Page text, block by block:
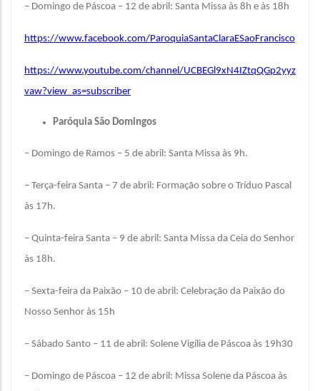
– Domingo de Páscoa – 12 de abril: Santa Missa às 8h e às 18h
https://www.facebook.com/ParoquiaSantaClaraESaoFrancisco
https://www.youtube.com/channel/UCBEGl9xN4IZtqQGp2yyz
vaw?view_as=subscriber
Paróquia São Domingos
– Domingo de Ramos – 5 de abril: Santa Missa às 9h.
– Terça-feira Santa – 7 de abril: Formação sobre o Tríduo Pascal
às 17h.
– Quinta-feira Santa – 9 de abril: Santa Missa da Ceia do Senhor
às 18h.
– Sexta-feira da Paixão – 10 de abril: Celebração da Paixão do
Nosso Senhor às 15h
– Sábado Santo – 11 de abril: Solene Vigília de Páscoa às 19h30
– Domingo de Páscoa – 12 de abril: Missa Solene da Páscoa às